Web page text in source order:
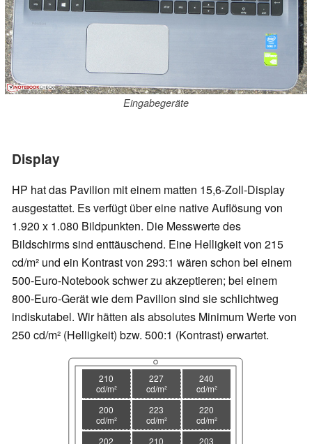
Eingabegeräte
Display
HP hat das Pavilion mit einem matten 15,6-Zoll-Display
ausgestattet. Es verfügt über eine native Auflösung von
1.920 x 1.080 Bildpunkten. Die Messwerte des
Bildschirms sind enttäuschend. Eine Helligkeit von 215
cd/m² und ein Kontrast von 293:1 wären schon bei einem
500-Euro-Notebook schwer zu akzeptieren; bei einem
800-Euro-Gerät wie dem Pavilion sind sie schlichtweg
indiskutabel. Wir hätten als absolutes Minimum Werte von
250 cd/m² (Helligkeit) bzw. 500:1 (Kontrast) erwartet.
210
cd/m²
227
cd/m²
240
cd/m²
200
cd/m²
223
cd/m²
220
cd/m²
202
210 203